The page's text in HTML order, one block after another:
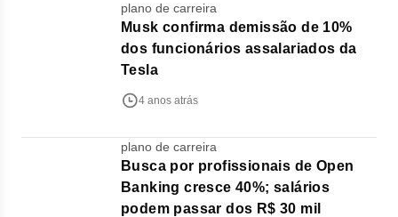
plano de carreira
Musk confirma demissão de 10%
dos funcionários assalariados da
Tesla
4 anos atrás
plano de carreira
Busca por profissionais de Open
Banking cresce 40%; salários
podem passar dos R$ 30 mil